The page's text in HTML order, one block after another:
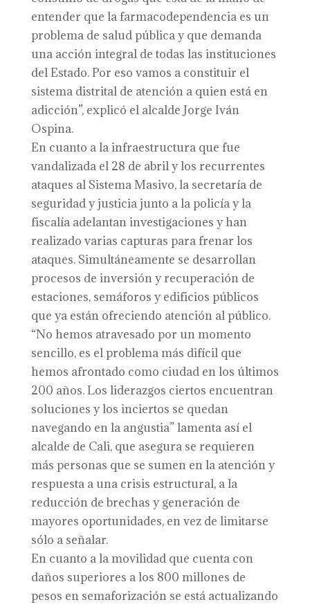
entender que la farmacodependencia es un
problema de salud pública y que demanda
una acción integral de todas las instituciones
del Estado. Por eso vamos a constituir el
sistema distrital de atención a quien está en
adicción”, explicó el alcalde Jorge Iván
Ospina.
En cuanto a la infraestructura que fue
vandalizada el 28 de abril y los recurrentes
ataques al Sistema Masivo, la secretaría de
seguridad y justicia junto a la policía y la
fiscalía adelantan investigaciones y han
realizado varias capturas para frenar los
ataques. Simultáneamente se desarrollan
procesos de inversión y recuperación de
estaciones, semáforos y edificios públicos
que ya están ofreciendo atención al público.
“No hemos atravesado por un momento
sencillo, es el problema más difícil que
hemos afrontado como ciudad en los últimos
200 años. Los liderazgos ciertos encuentran
soluciones y los inciertos se quedan
navegando en la angustia” lamenta así el
alcalde de Cali, que asegura se requieren
más personas que se sumen en la atención y
respuesta a una crisis estructural, a la
reducción de brechas y generación de
mayores oportunidades, en vez de limitarse
sólo a señalar.
En cuanto a la movilidad que cuenta con
daños superiores a los 800 millones de
pesos en semaforización se está actualizando